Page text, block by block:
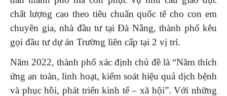
chất lượng cao theo tiêu chuẩn quốc tế cho con em
chuyên gia, nhà đầu tư tại Đà Nẵng, thành phố kêu
gọi đầu tư dự án Trường liên cấp tại 2 vị trí.
Năm 2022, thành phố xác định chủ đề là “Năm thích
ứng an toàn, linh hoạt, kiểm soát hiệu quả dịch bệnh
và phục hồi, phát triển kinh tế – xã hội”. Với những